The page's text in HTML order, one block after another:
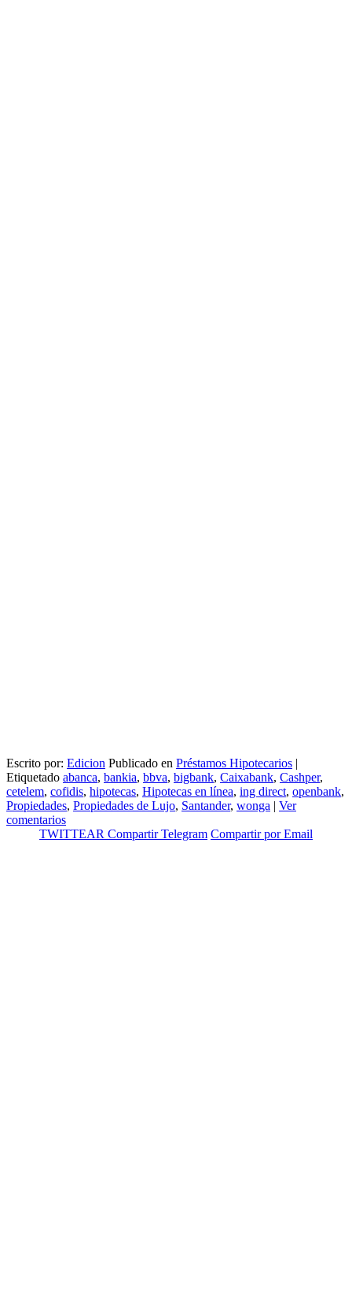
Escrito por: Edicion Publicado en Préstamos Hipotecarios |
Etiquetado abanca, bankia, bbva, bigbank, Caixabank, Cashper,
cetelem, cofidis, hipotecas, Hipotecas en línea, ing direct, openbank,
Propiedades, Propiedades de Lujo, Santander, wonga | Ver
comentarios
TWITTEAR CompartirTelegram Compartir por Email